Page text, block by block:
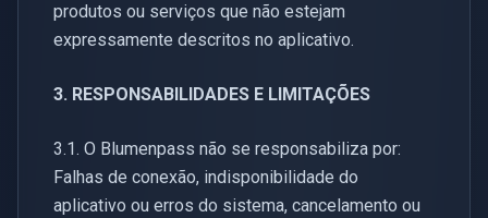
produtos ou serviços que não estejam
expressamente descritos no aplicativo.
3. RESPONSABILIDADES E LIMITAÇÕES
3.1. O Blumenpass não se responsabiliza por:
Falhas de conexão, indisponibilidade do
aplicativo ou erros do sistema, cancelamento ou